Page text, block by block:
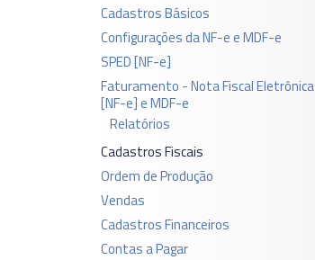
Cadastros Básicos
Configurações da NF-e e MDF-e
SPED [NF-e]
Faturamento - Nota Fiscal Eletrônica
[NF-e] e MDF-e
Relatórios
Cadastros Fiscais
Ordem de Produção
Vendas
Cadastros Financeiros
Contas a Pagar